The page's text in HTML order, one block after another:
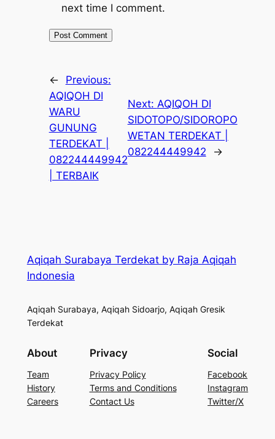
next time I comment.
←
Previous:
AQIQOH DI
WARU
GUNUNG
TERDEKAT |
082244449942
| TERBAIK
Next: AQIQOH DI
SIDOTOPO/SIDOROPO
WETAN TERDEKAT |
082244449942
→
Aqiqah Surabaya Terdekat by Raja Aqiqah
Indonesia
Aqiqah Surabaya, Aqiqah Sidoarjo, Aqiqah Gresik
Terdekat
About
Team
History
Careers
Privacy
Privacy Policy
Terms and Conditions
Contact Us
Social
Facebook
Instagram
Twitter/X